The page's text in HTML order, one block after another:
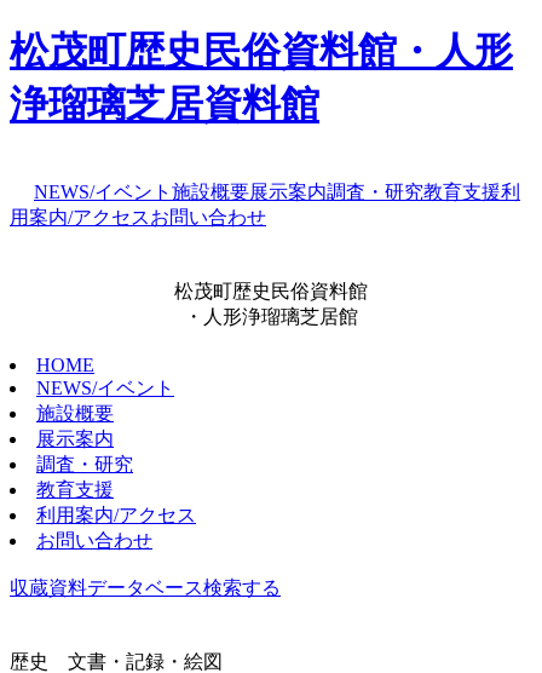
松茂町歴史民俗資料館・人形
浄瑠璃芝居資料館
NEWS/イベント 施設概要展示案内調査・研究教育支援利
用案内/アクセスお問い合わせ
松茂町歴史民俗資料館
・人形浄瑠璃芝居館
HOME
NEWS/イベント
施設概要
展示案内
調査・研究
教育支援
利用案内/アクセス
お問い合わせ
収蔵資料データベース検索する
歴史
文書・記録・絵図